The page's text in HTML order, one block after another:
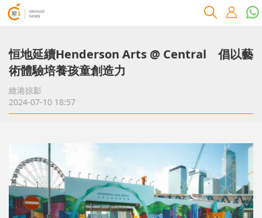
恒地延續Henderson Arts @ Central 倡以藝
術體驗培養孩童創造力
維港掠影
2024-07-10 18:57